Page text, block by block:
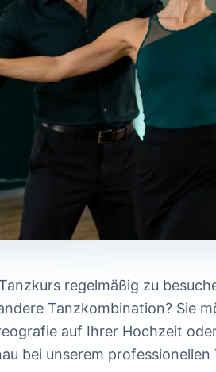
regelmäßig zu
Tanzkombination? Sie
auf Ihrer Hochzeit
bei unserem